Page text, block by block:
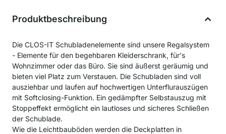
Produktbeschreibung
Die CLOS-IT Schubladenelemente sind unsere Regalsystem
- Elemente für den begehbaren Kleiderschrank, für's
Wohnzimmer oder das Büro. Sie sind äußerst geräumig und
bieten viel Platz zum Verstauen. Die Schubladen sind voll
ausziehbar und laufen auf hochwertigen Unterflurauszügen
mit Softclosing-Funktion. Ein gedämpfter Selbstauszug mit
Stoppeffekt ermöglicht ein lautloses und sicheres Schließen
der Schublade.
Wie die Leichtbauböden werden die Deckplatten in